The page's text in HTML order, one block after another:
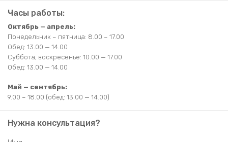
Часы работы:
Октябрь — апрель:
Понедельник – пятница: 8.00 – 17.00
Обед: 13.00 — 14.00
Суббота, воскресенье: 10.00 — 17.00
Обед: 13.00 — 14.00
Май — сентябрь:
9.00 – 18.00 (обед: 13.00 — 14.00)
Нужна консультация?